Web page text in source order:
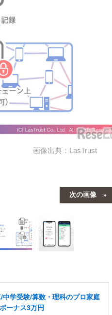
画像出典：LasTrust
次の画像
中学受験/算数・理科のプロ家庭
ーナス3万円